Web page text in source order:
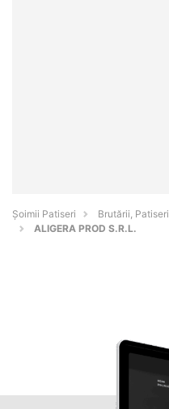
Șoimii Patiseri
Brutării,
ALIGERA PROD S.R.L.